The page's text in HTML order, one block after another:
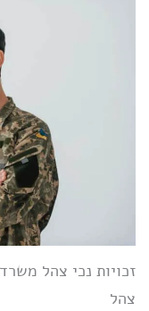
זכויות נכי צהל
צהל